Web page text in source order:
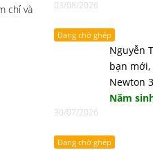
chỉ và
03/08/2026
Đang chờ ghép
Nguyễn
bạn mới,
Newton
Năm
30/07/2026
Đang chờ ghép